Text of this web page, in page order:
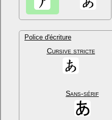
Police d'écriture
Cursive stricte
Sans-sérif